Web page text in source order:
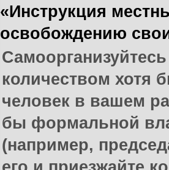
«Инструкция
освобождению
количеством хотя
человек в вашем
бы формальной
(например,